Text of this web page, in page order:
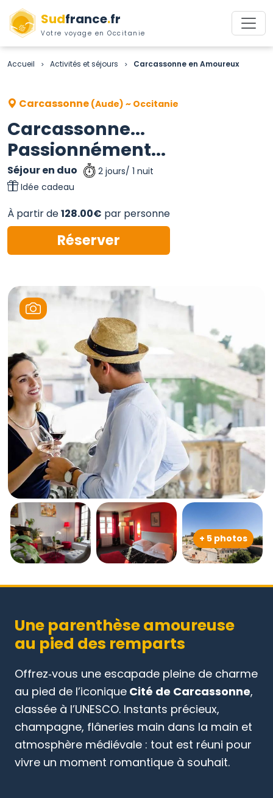
Sudfrance.fr
Votre voyage en Occitanie
Accueil > Activités et séjours > Carcassonne en Amoureux
Carcassonne...
Passionnément...
Séjour en duo
2 jours/ 1 nuit
Idée cadeau
Carcassonne (Aude) ~ Occitanie
À partir de128.00€ par personne
Réserver
+ 5 photos
Une parenthèse amoureuse
au pied des remparts
Offrez‑vous une escapade pleine de charme
au pied de l’iconique Cité de Carcassonne,
classée à l’UNESCO. Instants précieux,
champagne, flâneries main dans la main et
atmosphère médiévale : tout est réuni pour
vivre un moment romantique à souhait.